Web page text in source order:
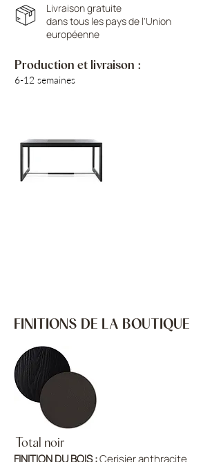
Livraison gratuite
dans tous les pays de l'Union
européenne
Production et livraison :
6-12 semaines
FINITIONS DE LA BOUTIQUE
Total noir
FINITION DU BOIS :Cerisier anthracite